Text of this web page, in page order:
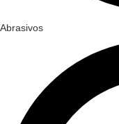
Abrasivos